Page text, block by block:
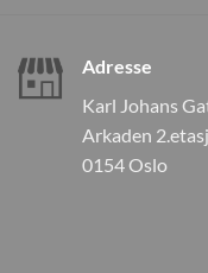
Adresse
Karl Johans
Arkaden
0154 Oslo